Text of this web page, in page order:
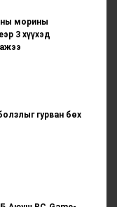
морины
3 хүүхэд
гурван бөх